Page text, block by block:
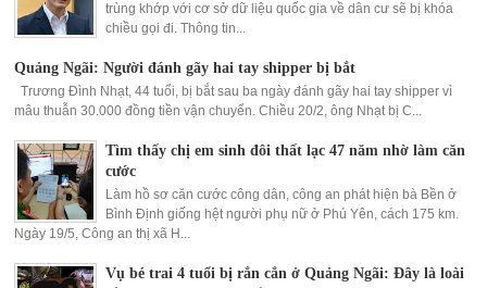
trùng khớp với cơ sở dữ liệu quốc gia về dân cư sẽ bị khóa
chiều gọi đi. Thông tin...
Quảng Ngãi: Người đánh gãy hai tay shipper bị bắt
Trương Đình Nhạt, 44 tuổi, bị bắt sau ba ngày đánh gãy hai tay shipper vì
mâu thuẫn 30.000 đồng tiền vận chuyển. Chiều 20/2, ông Nhạt bị C...
Tìm thấy chị em sinh đôi thất lạc 47 năm nhờ làm căn
cước
Làm hồ sơ căn cước công dân, công an phát hiện bà Bền ở
Bình Định giống hệt người phụ nữ ở Phú Yên, cách 175 km.
Ngày 19/5, Công an thị xã H...
Vụ bé trai 4 tuổi bị rắn cắn ở Quảng Ngãi: Đây là loài